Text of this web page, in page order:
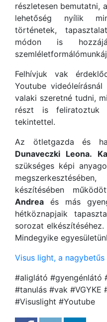
részletesen bemutatni,
lehetőség nyílik
történetek,
módon is
Felhívjuk vak
Youtube
valaki szeretné tudni,
részt is feliratoztuk
tekintettel.
Az ötletgazda és
Dunaveczki Leona.
szükséges képi
készítésében
Andrea és más
hétköznapjaik
sorozat
Mindegyike
Visus light, a
#aliglátó #gyengénlátó
#tanulás #vak
#Visuslight #Youtube